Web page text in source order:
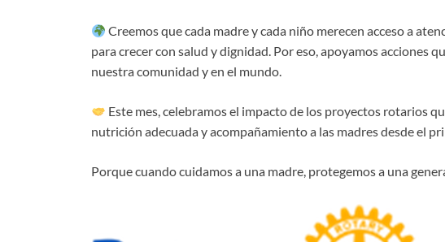
Creemos que cada madre y cada niño merecen acceso a
para crecer con salud y dignidad. Por eso, apoyamos acciones
nuestra comunidad y en el mundo.
Este mes, celebramos el impacto de los proyectos rotarios
nutrición adecuada y acompañamiento a las madres desde el
Porque cuando cuidamos a una madre, protegemos a una